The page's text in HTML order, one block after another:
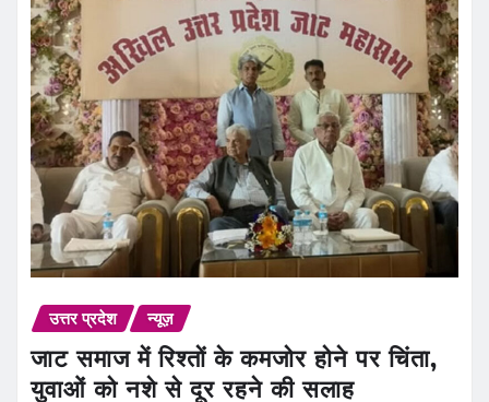
उत्तर प्रदेश न्यूज़
जाट समाज में रिश्तों के कमजोर होने पर चिंता,
युवाओं को नशे से दूर रहने की सलाह